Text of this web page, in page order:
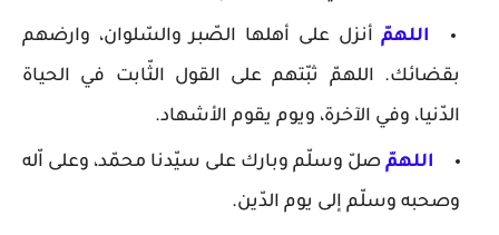
اللهمّ أنزل على أهلها الصّبر والسّلوان، وارضهم
بقضائك. اللهمّ ثبّتهم على القول الثّابت في الحياة
الدّنيا، وفي الآخرة، ويوم يقوم الأشهاد.
اللهمّ صلّ وسلّم وبارك على سيّدنا محمّد، وعلى اّله
وصحبه وسلّم إلى يوم الدّين.